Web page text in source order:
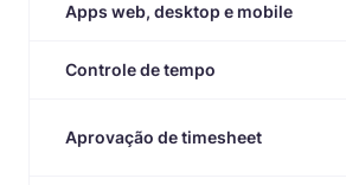
Apps web, desktop e mobile
Controle de tempo
Aprovação de timesheet